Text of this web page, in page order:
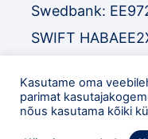
Swedbank:
SWIFT
SWIFT
TEL:+372 52 32
Kasutame oma
parimat
nõus kasutama kõiki